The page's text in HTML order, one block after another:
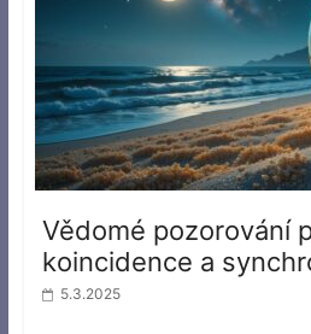
Vědomé pozorování
koincidence a
5.3.2025